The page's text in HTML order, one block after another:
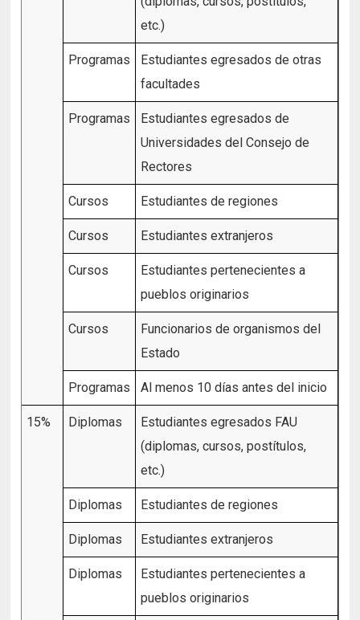
etc.)
Programas
Estudiantes egresados de otras
facultades
Programas
Estudiantes egresados de
Universidades del Consejo de
Rectores
Cursos Estudiantes de regiones
Cursos Estudiantes extranjeros
Cursos
Estudiantes pertenecientes a
pueblos originarios
Cursos
Funcionarios de organismos del
Estado
Programas Al menos 10 días antes del inicio
15% Diplomas
Estudiantes egresados FAU
(diplomas, cursos, postítulos,
etc.)
Diplomas Estudiantes de regiones
Diplomas Estudiantes extranjeros
Diplomas
Estudiantes pertenecientes a
pueblos originarios